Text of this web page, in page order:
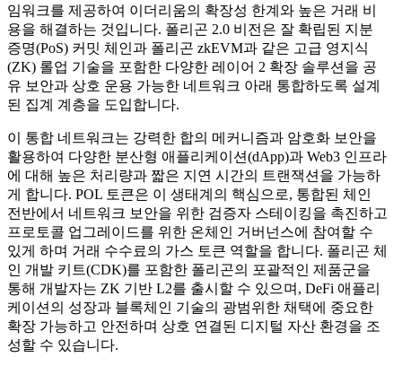
임워크를 제공하여 이더리움의 확장성 한계와 높은 거래 비
용을 해결하는 것입니다. 폴리곤 2.0 비전은 잘 확립된 지분
증명(PoS) 커밋 체인과 폴리곤 zkEVM과 같은 고급 영지식
(ZK) 롤업 기술을 포함한 다양한 레이어 2 확장 솔루션을 공
유 보안과 상호 운용 가능한 네트워크 아래 통합하도록 설계
된 집계 계층을 도입합니다.
이 통합 네트워크는 강력한 합의 메커니즘과 암호화 보안을
활용하여 다양한 분산형 애플리케이션(dApp)과 Web3 인프라
에 대해 높은 처리량과 짧은 지연 시간의 트랜잭션을 가능하
게 합니다. POL 토큰은 이 생태계의 핵심으로, 통합된 체인
전반에서 네트워크 보안을 위한 검증자 스테이킹을 촉진하고
프로토콜 업그레이드를 위한 온체인 거버넌스에 참여할 수
있게 하며 거래 수수료의 가스 토큰 역할을 합니다. 폴리곤 체
인 개발 키트(CDK)를 포함한 폴리곤의 포괄적인 제품군을
통해 개발자는 ZK 기반 L2를 출시할 수 있으며, DeFi 애플리
케이션의 성장과 블록체인 기술의 광범위한 채택에 중요한
확장 가능하고 안전하며 상호 연결된 디지털 자산 환경을 조
성할 수 있습니다.